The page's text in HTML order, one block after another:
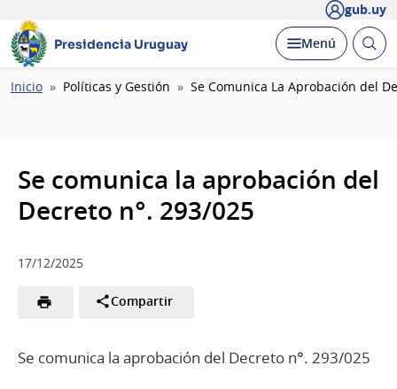
gub.uy
Presidencia Uruguay Desplegar
Menú Abrir
Ruta
Inicio Políticas y Gestión Se Comunica La Aprobación del
Se comunica la aprobación del
Decreto n°. 293/025
17/12/2025
Compartir
Se comunica la aprobación del Decreto n°. 293/025